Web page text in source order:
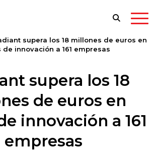
supera los 18 millones de euros en
de innovación a 161 empresas
supera los 18
de euros en
innovación a 161
empresas